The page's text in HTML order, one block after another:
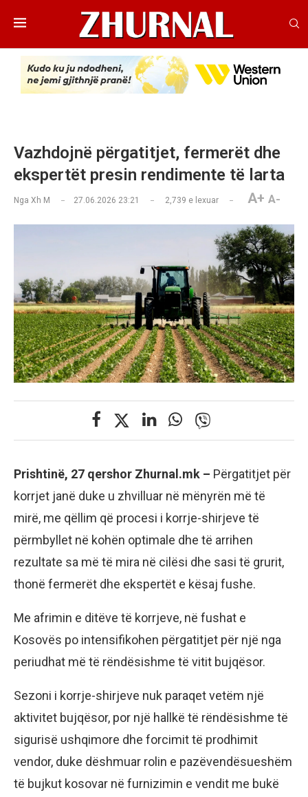
Vazhdojnë përgatitjet, fermerët dhe
ekspertët presin rendimente të larta
Nga Xh M 27.06.2026 23:21 2,739 e lexuar A+ A-
Prishtinë, 27 qershor Zhurnal.mk – Përgatitjet për
korrjet janë duke u zhvilluar në mënyrën më të
mirë, me qëllim që procesi i korrje-shirjeve të
përmbyllet në kohën optimale dhe të arrihen
rezultate sa më të mira në cilësi dhe sasi të grurit,
thonë fermerët dhe ekspertët e kësaj fushe.
Me afrimin e ditëve të korrjeve, në fushat e
Kosovës po intensifikohen përgatitjet për një nga
periudhat më të rëndësishme të vitit bujqësor.
Sezoni i korrje-shirjeve nuk paraqet vetëm një
aktivitet bujqësor, por një hallkë të rëndësishme të
sigurisë ushqimore dhe forcimit të prodhimit
vendor, duke dëshmuar rolin e pazëvendësueshëm
të bujkut kosovar në furnizimin e vendit me bukë